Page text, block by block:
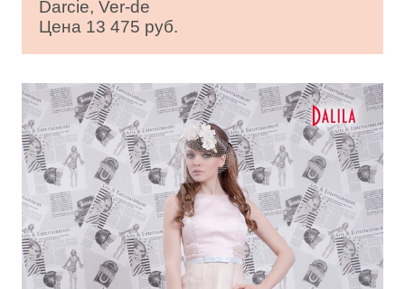
Darcie, Ver-de
Цена 13 475 руб.